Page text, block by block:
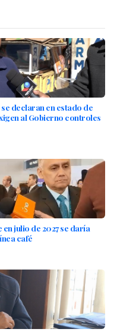
declaran en estado de
al Gobierno controles
julio de 2027 se daría
café